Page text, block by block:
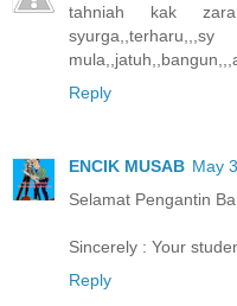
tahniah kak
Reply
ENCIK MUSAB May
Selamat Pengantin
Sincerely : Your
Reply